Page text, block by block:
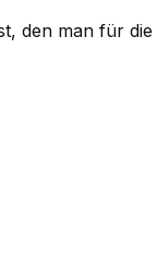
den man für